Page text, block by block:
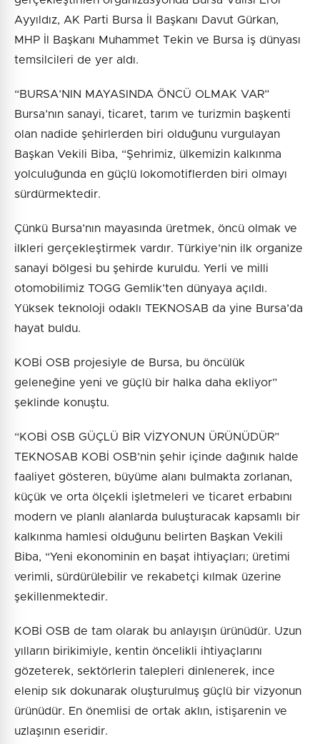
Ayyıldız, AK Parti Bursa İl Başkanı Davut Gürkan,
MHP İl Başkanı Muhammet Tekin ve Bursa iş dünyası
temsilcileri de yer aldı.
“BURSA’NIN MAYASINDA ÖNCÜ OLMAK VAR”
Bursa’nın sanayi, ticaret, tarım ve turizmin başkenti
olan nadide şehirlerden biri olduğunu vurgulayan
Başkan Vekili Biba, “Şehrimiz, ülkemizin kalkınma
yolculuğunda en güçlü lokomotiflerden biri olmayı
sürdürmektedir.
Çünkü Bursa’nın mayasında üretmek, öncü olmak ve
ilkleri gerçekleştirmek vardır. Türkiye’nin ilk organize
sanayi bölgesi bu şehirde kuruldu. Yerli ve milli
otomobilimiz TOGG Gemlik’ten dünyaya açıldı.
Yüksek teknoloji odaklı TEKNOSAB da yine Bursa’da
hayat buldu.
KOBİ OSB projesiyle de Bursa, bu öncülük
geleneğine yeni ve güçlü bir halka daha ekliyor”
şeklinde konuştu.
“KOBİ OSB GÜÇLÜ BİR VİZYONUN ÜRÜNÜDÜR”
TEKNOSAB KOBİ OSB’nin şehir içinde dağınık halde
faaliyet gösteren, büyüme alanı bulmakta zorlanan,
küçük ve orta ölçekli işletmeleri ve ticaret erbabını
modern ve planlı alanlarda buluşturacak kapsamlı bir
kalkınma hamlesi olduğunu belirten Başkan Vekili
Biba, “Yeni ekonominin en başat ihtiyaçları; üretimi
verimli, sürdürülebilir ve rekabetçi kılmak üzerine
şekillenmektedir.
KOBİ OSB de tam olarak bu anlayışın ürünüdür. Uzun
yılların birikimiyle, kentin öncelikli ihtiyaçlarını
gözeterek, sektörlerin talepleri dinlenerek, ince
elenip sık dokunarak oluşturulmuş güçlü bir vizyonun
ürünüdür. En önemlisi de ortak aklın, istişarenin ve
uzlaşının eseridir.